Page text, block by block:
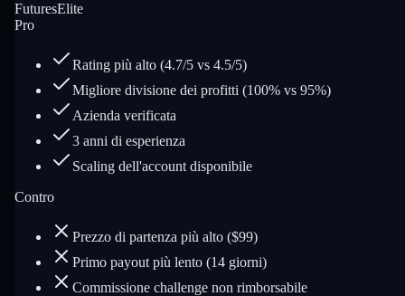
FuturesElite
Pro
Rating più alto (4.7/5 vs 4.5/5)
Migliore divisione dei profitti (100% vs 95%)
Azienda verificata
3 anni di esperienza
Scaling dell'account disponibile
Contro
Prezzo di partenza più alto ($99)
Primo payout più lento (14 giorni)
Commissione challenge non rimborsabile